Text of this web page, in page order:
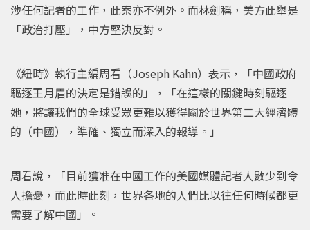
涉任何記者的工作，此案亦不例外。而林劍稱，美方此舉是
「政治打壓」，中方堅決反對。
《紐時》執行主編周看（Joseph Kahn）表示，「中國政府
驅逐王月眉的決定是錯誤的」，「在這樣的關鍵時刻驅逐
她，將讓我們的全球受眾更難以獲得關於世界第二大經濟體
的（中國），準確、獨立而深入的報導。」
周看說，「目前獲准在中國工作的美國媒體記者人數少到令
人擔憂，而此時此刻，世界各地的人們比以往任何時候都更
需要了解中國」。